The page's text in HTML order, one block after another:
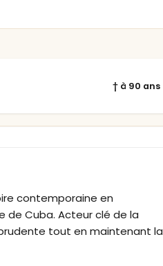
† à 90 ans
contemporaine en
de Cuba. Acteur clé de la
tout en maintenant la